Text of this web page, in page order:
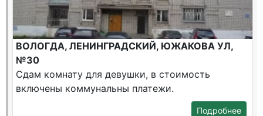
ВОЛОГДА, ЛЕНИНГРАДСКИЙ, ЮЖАКОВА УЛ,
№30
Сдам комнату для девушки, в стоимость
включены коммунальны платежи.
Подробнее